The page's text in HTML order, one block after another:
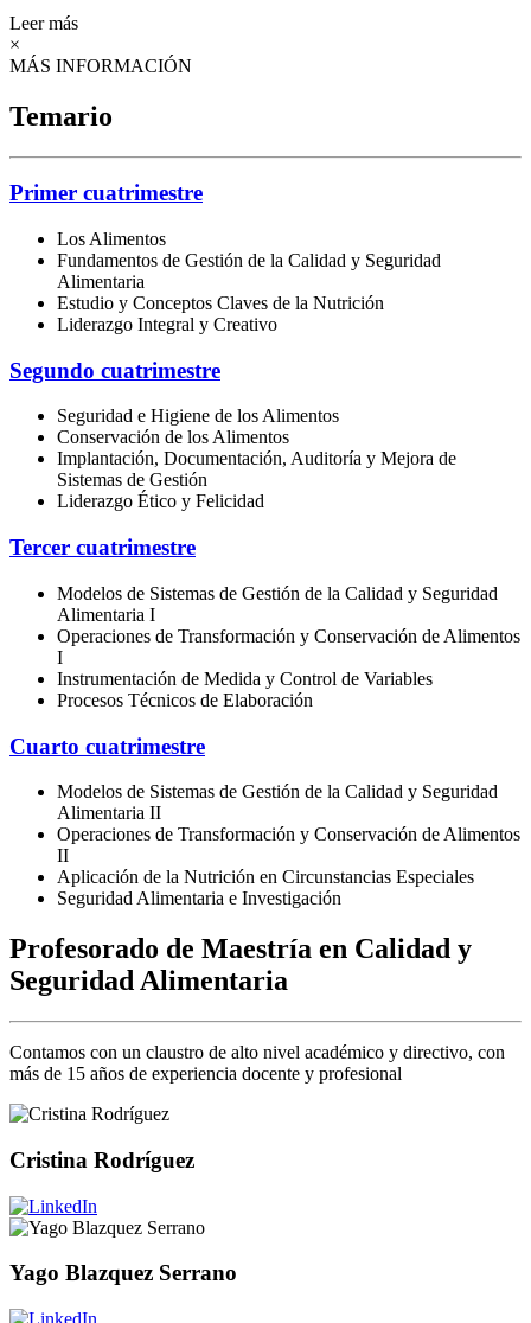
Leer más
×
MÁS INFORMACIÓN
Temario
Primer cuatrimestre
Los Alimentos
Fundamentos de Gestión de la Calidad y Seguridad
Alimentaria
Estudio y Conceptos Claves de la Nutrición
Liderazgo Integral y Creativo
Segundo cuatrimestre
Seguridad e Higiene de los Alimentos
Conservación de los Alimentos
Implantación, Documentación, Auditoría y Mejora de
Sistemas de Gestión
Liderazgo Ético y Felicidad
Tercer cuatrimestre
Modelos de Sistemas de Gestión de la Calidad y Seguridad
Alimentaria I
Operaciones de Transformación y Conservación de Alimentos
I
Instrumentación de Medida y Control de Variables
Procesos Técnicos de Elaboración
Cuarto cuatrimestre
Modelos de Sistemas de Gestión de la Calidad y Seguridad
Alimentaria II
Operaciones de Transformación y Conservación de Alimentos
II
Aplicación de la Nutrición en Circunstancias Especiales
Seguridad Alimentaria e Investigación
Profesorado de Maestría en Calidad y
Seguridad Alimentaria
Contamos con un claustro de alto nivel académico y directivo, con
más de 15 años de experiencia docente y profesional
Cristina Rodríguez
Yago Blazquez Serrano